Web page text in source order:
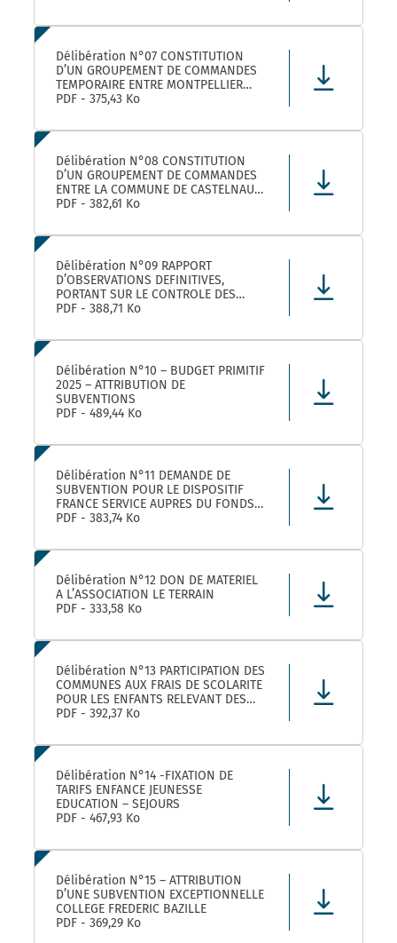
AUTRES ACHETEURS PUBLICS POUR
ADMINISTRATIVES DE BUREAU –
ADHÉSION AU GROUPEMENT DE CO
Délibération N°07 CONSTITUTION
D’UN GROUPEMENT DE COMMANDES
TEMPORAIRE ENTRE MONTPELLIER
MEDITERRANEE METROPOLE, LA VILLE
AUTRES ACHETEURS PUBLICS POUR LA
MATERIELS D’ENTRETIEN DES LOCAUX
– ADHÉS
PDF - 375,43 Ko
Délibération N°08 CONSTITUTION
D’UN GROUPEMENT DE COMMANDES
ENTRE LA COMMUNE DE CASTELNAU-
LE-LEZ, LE CENTRE COMMUNAL
LEZ ET SES ETABLISSEMENTS
LIVRAISON ET LA GESTION DE TITRES
RESTAURANT E
PDF - 382,61 Ko
Délibération N°09 RAPPORT
D’OBSERVATIONS DEFINITIVES,
PORTANT SUR LE CONTROLE DES
COMPTES ET DE LA GESTION DE
METROPOLE AU TITRE DES EXERCICES
PDF - 388,71 Ko
Délibération N°10 – BUDGET PRIMITIF
2025 – ATTRIBUTION DE
SUBVENTIONS
PDF - 489,44 Ko
Délibération N°11 DEMANDE DE
SUBVENTION POUR LE DISPOSITIF
FRANCE SERVICE AUPRES DU FONDS
NATIONAL D’AMENAGEMENT ET DE
DU FONDS NATIONAL FRANCE
PDF - 383,74 Ko
Délibération N°12 DON DE MATERIEL
A L’ASSOCIATION LE TERRAIN
PDF - 333,58 Ko
Délibération N°13 PARTICIPATION DES
COMMUNES AUX FRAIS DE SCOLARITE
POUR LES ENFANTS RELEVANT DES
DISPOSITIFS ULISS ET DAR
CASTELNAUVIENNES
PDF - 392,37 Ko
Délibération N°14 -FIXATION DE
TARIFS ENFANCE JEUNESSE
EDUCATION – SEJOURS
PDF - 467,93 Ko
Délibération N°15 – ATTRIBUTION
D’UNE SUBVENTION EXCEPTIONNELLE
COLLEGE FREDERIC BAZILLE
PDF - 369,29 Ko